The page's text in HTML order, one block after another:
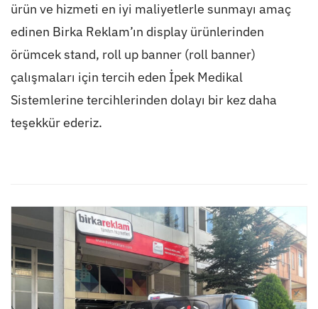
ürün ve hizmeti en iyi maliyetlerle sunmayı amaç
edinen Birka Reklam’ın display ürünlerinden
örümcek stand, roll up banner (roll banner)
çalışmaları için tercih eden İpek Medikal
Sistemlerine tercihlerinden dolayı bir kez daha
teşekkür ederiz.